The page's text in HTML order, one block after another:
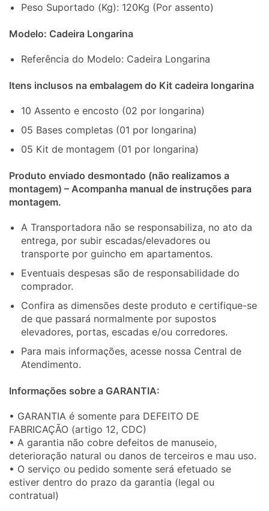
Peso Suportado (Kg): 120Kg (Por assento)
Modelo: Cadeira Longarina
Referência do Modelo: Cadeira Longarina
Itens inclusos na embalagem do Kit cadeira longarina
10 Assento e encosto (02 por longarina)
05 Bases completas (01 por longarina)
05 Kit de montagem (01 por longarina)
Produto enviado desmontado (não realizamos a
montagem) – Acompanha manual de instruções para
montagem.
A Transportadora não se responsabiliza, no ato da
entrega, por subir escadas/elevadores ou
transporte por guincho em apartamentos.
Eventuais despesas são de responsabilidade do
comprador.
Confira as dimensões deste produto e certifique-se
de que passará normalmente por supostos
elevadores, portas, escadas e/ou corredores.
Para mais informações, acesse nossa Central de
Atendimento.
Informações sobre a GARANTIA:
• GARANTIA é somente para DEFEITO DE
FABRICAÇÃO (artigo 12, CDC)
• A garantia não cobre defeitos de manuseio,
deterioração natural ou danos de terceiros e mau uso.
• O serviço ou pedido somente será efetuado se
estiver dentro do prazo da garantia (legal ou
contratual)